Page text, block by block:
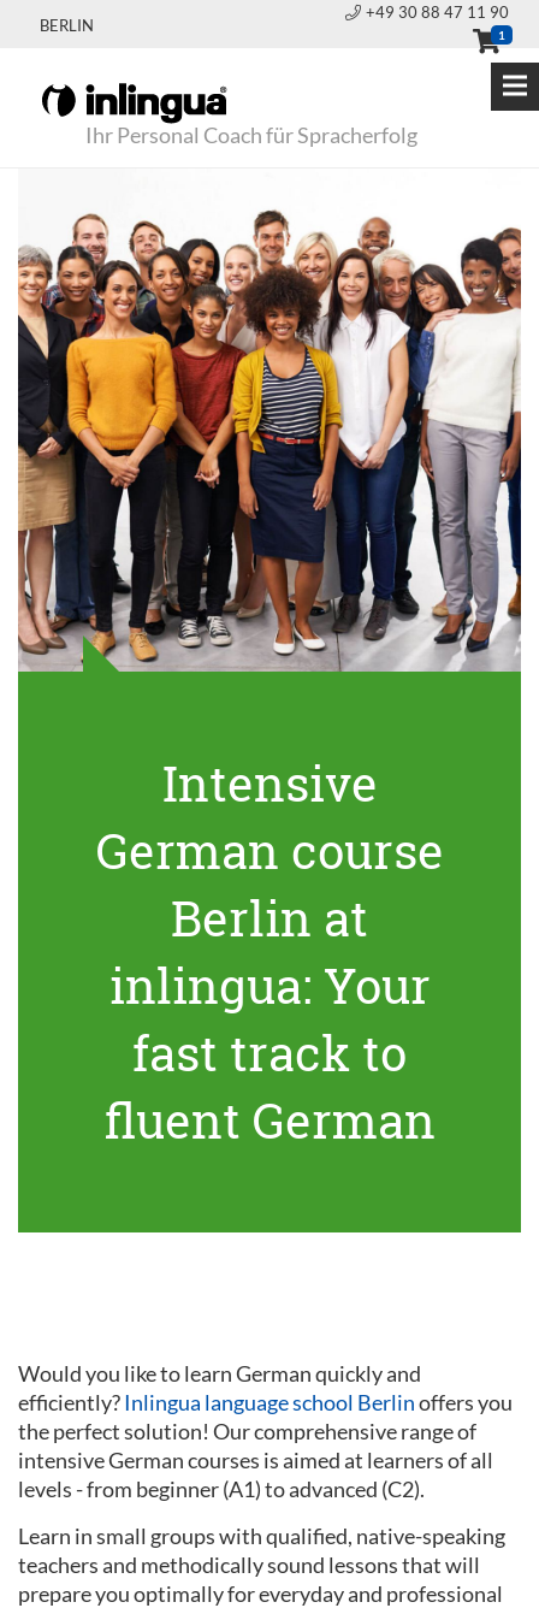
BERLIN
+49 30 88 47 11 90
1
Ihr Personal Coach für Spracherfolg
Intensive
German course
Berlin at
inlingua: Your
fast track to
fluent German
Would you like to learn German quickly and
efficiently?Inlingua language school Berlinoffers you
the perfect solution! Our comprehensive range of
intensive German courses is aimed at learners of all
levels - from beginner (A1) to advanced (C2).
Learn in small groups with qualified, native-speaking
teachers and methodically sound lessons that will
prepare you optimally for everyday and professional